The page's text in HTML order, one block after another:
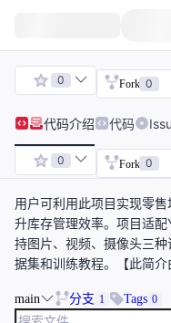
0 Fork 0
代码介绍 代码
0 Fork 0
用户可利用此项目实现零
升库存管理效率。项目适
持图片、视频、摄像头三
据集和训练教程。【此简介
main 分支 1 Tags 0